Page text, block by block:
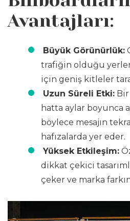
Avantajları:
Büyük Görünürlük:
trafiğin olduğu
için geniş kitleler
Uzun Süreli Etki:
hatta aylar boyunca
böylece mesajın
hafızalarda yer eder.
Yüksek Etkileşim:
dikkat çekici
çeker ve marka